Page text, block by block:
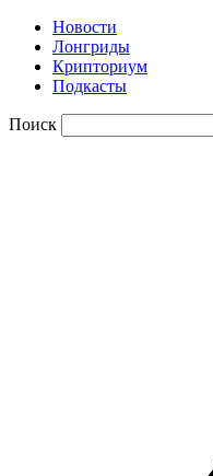
Новости
Лонгриды
Крипториум
Подкасты
Поиск